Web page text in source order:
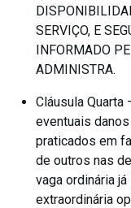
SERVIÇO, E
INFORMADO
ADMINISTRA.
Cláusula
eventuais
praticados em
de outros nas
vaga ordinária
extraordinária